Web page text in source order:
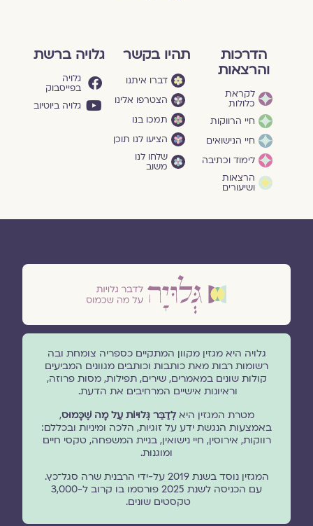
הדרכות
והרצאות
לקראת
כלולות
חיי הרווקות
חיי הנישואים
לימוד וכתיבה
הרצאות
ושיעורים
תהיו בקשר
דברו איתנו
הצטרפו אלינו
תמכו בנו
הציעו לנו תוכן
שלחו לנו
משוב
גלויה ברשת
גלויה
בפייסבוק
גלויה ביוטיוב
גלויה היא מגזין מקוון המתקיים כספריה צומחת ובה
רשומות רבות מאת כותבות וכותבים מגוונים המביעים
קולות שונים במאמרים, שירים, תפילות, מסות פרוזה,
וראיונות אישיים המרחיבים את הדעת.
מטרת המגזין היאלְדַבֵּר גְּלוּיוֹת עַל מָה שֶׁכָּמוּס,
באמצעות הנגשת ידע על זוגיות, הלכה ומיניות ובכללם:
רווקות, אירוסין, חיי נישואין, בניית המשפחה, טקסי חיים
ומוגנוּת.
המגזין נוסד בשנת 2019 על-ידי הרבנית שרה סגל־כץ.
עם הכניסה לשנת 2025 פורסמו בו קרוב ל-3,000
טקסטים שונים.